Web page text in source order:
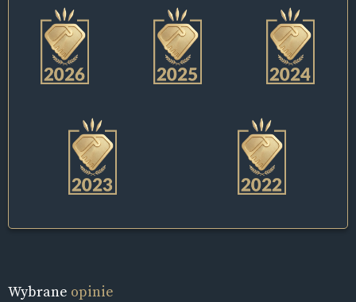
Wybrane opinie